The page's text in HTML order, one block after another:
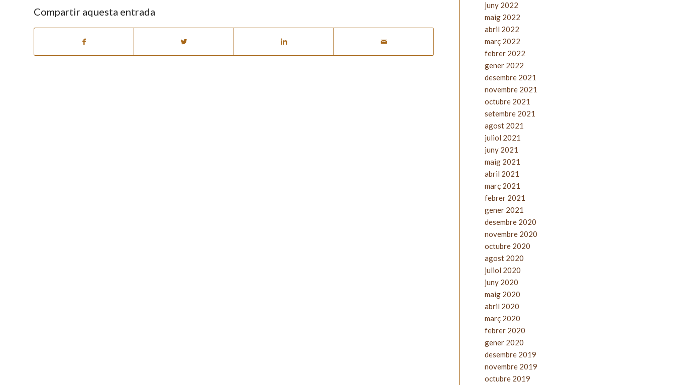
Compartir aquesta entrada
juny 2022
maig 2022
abril 2022
març 2022
febrer 2022
gener 2022
desembre 2021
novembre 2021
octubre 2021
setembre 2021
agost 2021
juliol 2021
juny 2021
maig 2021
abril 2021
març 2021
febrer 2021
gener 2021
desembre 2020
novembre 2020
octubre 2020
agost 2020
juliol 2020
juny 2020
maig 2020
abril 2020
març 2020
febrer 2020
gener 2020
desembre 2019
novembre 2019
octubre 2019